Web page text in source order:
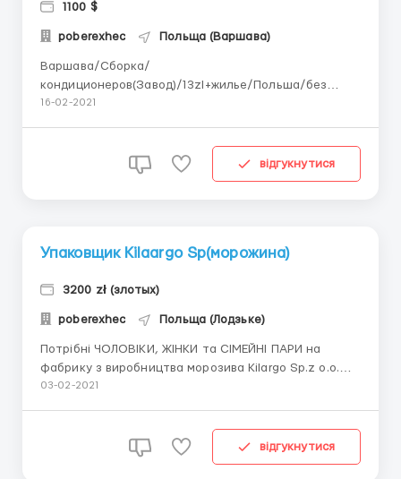
1100 $
poberexhec Польща (Варшава)
Варшава/Сборка/
кондиционеров(Завод)/13zl+жилье/Польша/без
опыта Завод/Фабрика с производства
бесплатное жилье для мужчин женщин и семейных
пар. Всем рабочим процесам обучают, тоисть можно
16-02-2021
відгукнутися
Упаковщик Kilaargo Sp(морожина)
3200 zł (злотых)
poberexhec Польща (Лодзьке)
Потрібні ЧОЛОВІКИ, ЖІНКИ та СІМЕЙНІ ПАРИ на
фабрику з виробництва морозива Kilargo Sp.z o.o.
Один із найбільших виробників морозива в
03-02-2021
відгукнутися